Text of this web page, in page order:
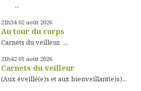
...
21h34 02 août 2026
Au tour du corps
Carnets du veilleur. ...
21h42 01 août 2026
Carnets du veilleur
(Aux éveillé(e)s et aux bienveillant(e)s)...